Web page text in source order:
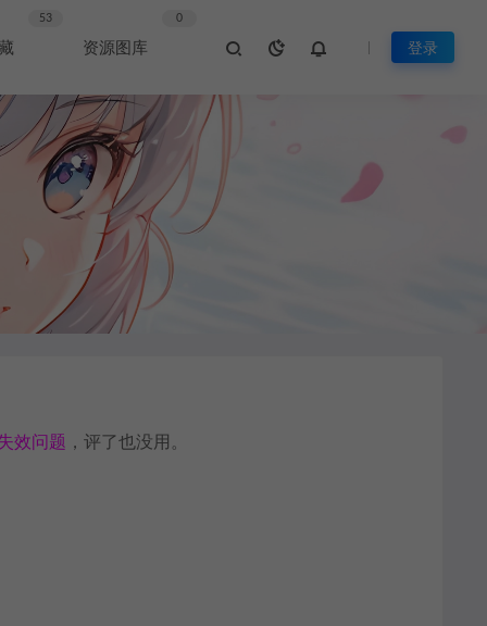
53
资源图库
0
登录
效问题 ，评了也没用。